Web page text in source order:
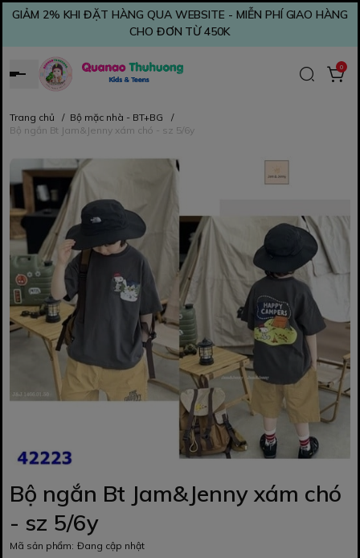
GIẢM 2% KHI ĐẶT HÀNG QUA WEBSITE - MIỄN PHÍ GIAO HÀNG
CHO ĐƠN TỪ 450K
0
Trang chủ / Bộ mặc nhà - BT+BG
/
Bộ ngắn Bt Jam&Jenny xám chó - sz 5/6y
Bộ ngắn Bt Jam&Jenny xám chó
- sz 5/6y
Mã sản phẩm: Đang cập nhật